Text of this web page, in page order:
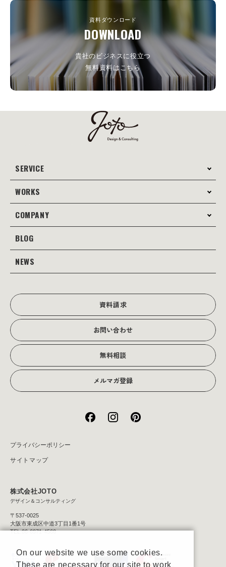
資料ダウンロード
DOWNLOAD
貴社のビジネスに役立つ
無料資料はこちら
SERVICE
サービス案内
コンサルティング
Web広告･SEO対策
WORKS
制作事例
Web
COMPANY
会社案内
当社の強み
会社沿革
BLOG
JOTOブログ
NEWS
資料請求
お問い合わせ
無料相談
メルマガ登録
プライバシーポリシー
サイトマップ
株式会社JOTO
デザイン＆コンサルティング
〒537-0025
大阪市東成区中道3丁目1番1号
TEL:06-6971-4560
On our website we use some cookies.
These are necessary for our site to work